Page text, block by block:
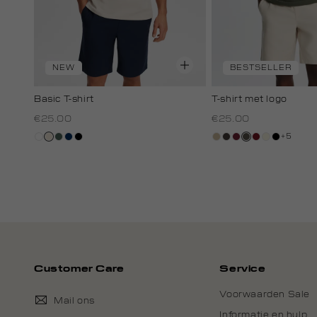
NEW
Basic T-shirt
€25.00
witkit,groen,
donkerblauw
zwart
BESTSELLER
T-shirt met logo
€25.00
lichtzand
choco
bordeaux
bos,rood,
wit,zwart
+5
Customer Care
Mail ons
Service
Voorwaarden Sale